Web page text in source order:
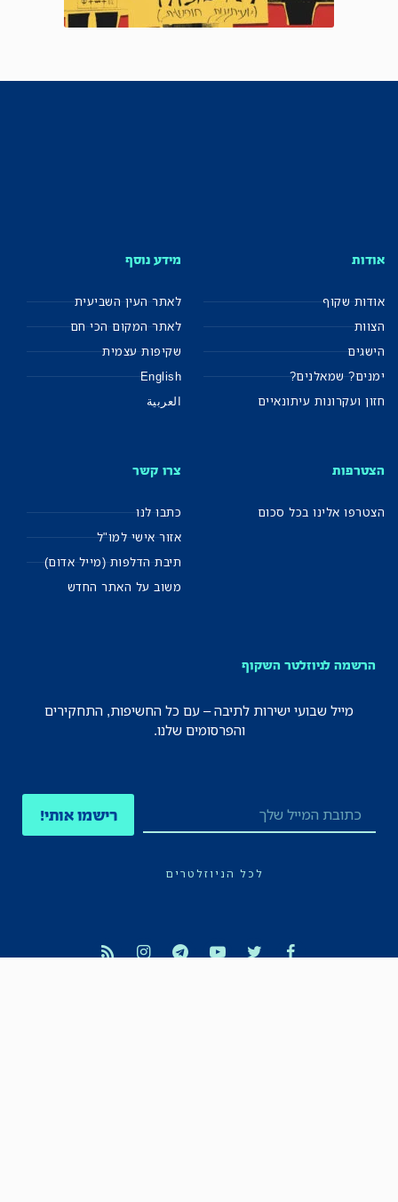
אודות
אודות שקוף
הצוות
הישגים
ימנים? שמאלנים?
חזון ועקרונות עיתונאיים
מידע נוסף
לאתר העין השביעית
לאתר המקום הכי חם
שקיפות עצמית
English
العربية
הצטרפות
הצטרפו אלינו בכל סכום
צרו קשר
כתבו לנו
אזור אישי למו"ל
תיבת הדלפות (מייל אדום)
משוב על האתר החדש
הרשמה לניוזלטר השקוף
מייל שבועי ישירות לתיבה – עם כל החשיפות, התחקירים
והפרסומים שלנו.
רישמו אותי!
לכל הניוזלטרים